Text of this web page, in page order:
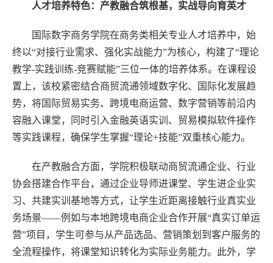
人才培养特色：产教融合筑根基，实战导向育英才
国际数字商务学院在商务类相关专业人才培养中，始
终以“对接行业需求、强化实战能力”为核心，构建了“理论
教学-实践训练-竞赛赋能”三位一体的培养体系。在课程设
置上，该校紧密结合商贸流通领域数字化、国际化发展趋
势，将国际贸易实务、跨境电商运营、数字营销等前沿内
容融入课堂，同时引入金融英语实训、贸易模拟软件操作
等实践课程，确保学生掌握“理论+技能”双重核心能力。
在产教融合方面，学院积极联动商贸流通企业、行业
协会搭建合作平台，通过企业导师进课堂、学生进企业实
习、共建实训基地等方式，让学生近距离接触行业真实业
务场景——例如与本地跨境电商企业合作开展“真实订单运
营”项目，学生可参与从产品选品、营销策划到客户服务的
全流程操作，将课堂知识转化为实际业务能力。此外，学